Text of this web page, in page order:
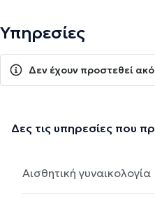
Υπηρεσίες
Δεν έχουν προστεθεί
Δες τις υπηρεσίες που
Αισθητική γυναικολογία